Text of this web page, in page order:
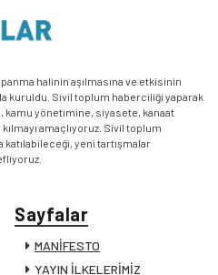
halinin aşılmasına ve etkisinin
kuruldu. Sivil toplum haberciliği yaparak
yönetimine, siyasete, kanaat
amaçlıyoruz. Sivil toplum
katılabileceği, yeni tartışmalar
Sayfalar
MANİFESTO
YAYIN İLKELERİMİZ